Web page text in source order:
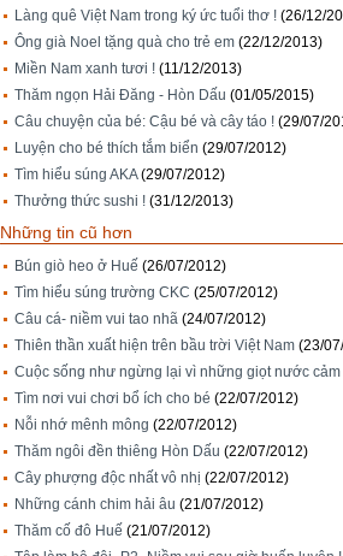
Làng quê Việt Nam trong ký ức tuổi thơ ! (26/12/
Ông già Noel tặng quà cho trẻ em (22/12/2013)
Miền Nam xanh tươi ! (11/12/2013)
Thăm ngọn Hải Đăng - Hòn Dấu (01/05/2015)
Câu chuyện của bé: Cậu bé và cây táo ! (29/07/
Luyện cho bé thích tắm biển (29/07/2012)
Tìm hiểu súng AKA (29/07/2012)
Thưởng thức sushi ! (31/12/2013)
Những tin cũ hơn
Bún giò heo ở Huế (26/07/2012)
Tìm hiểu súng trường CKC (25/07/2012)
Câu cá- niềm vui tao nhã (24/07/2012)
Thiên thần xuất hiện trên bầu trời Việt Nam (23/
Cuộc sống như ngừng lại vì những giọt nước cảm
Tìm nơi vui chơi bổ ích cho bé (22/07/2012)
Nỗi nhớ mênh mông (22/07/2012)
Thăm ngôi đền thiêng Hòn Dấu (22/07/2012)
Cây phượng độc nhất vô nhị (22/07/2012)
Những cánh chim hải âu (21/07/2012)
Thăm cố đô Huế (21/07/2012)